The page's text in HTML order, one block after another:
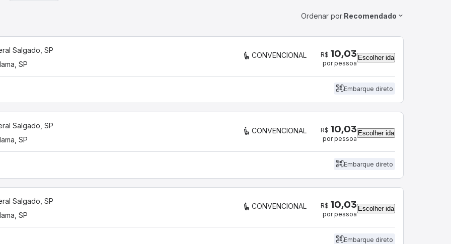
Ordenar por:Recomendado
Salgado, SP
SP
CONVENCIONAL R$ 10,03
por pessoa
Escolher ida
Embarque direto
Salgado, SP
SP
CONVENCIONAL R$ 10,03
por pessoa
Escolher ida
Embarque direto
Salgado, SP
SP
CONVENCIONAL R$ 10,03
por pessoa
Escolher ida
Embarque direto